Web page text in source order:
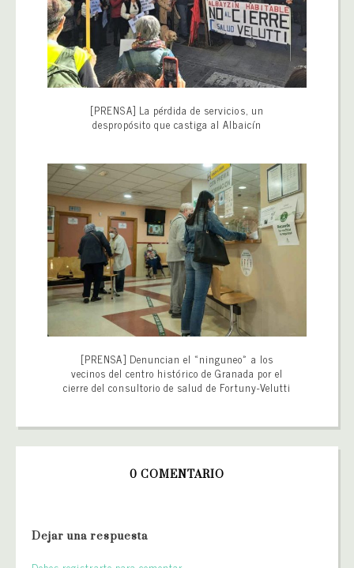
[PRENSA] La pérdida de servicios, un
despropósito que castiga al Albaicín
[PRENSA] Denuncian el «ninguneo» a los
vecinos del centro histórico de Granada por el
cierre del consultorio de salud de Fortuny-Velutti
0 COMENTARIO
Dejar una respuesta